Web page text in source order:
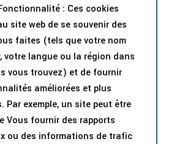
: Ces cookies
site web de se souvenir des
faites (tels que votre nom
votre langue ou la région dans
vous trouvez) et de fournir
améliorées et plus
Par exemple, un site peut être
Vous fournir des rapports
ou des informations de trafic